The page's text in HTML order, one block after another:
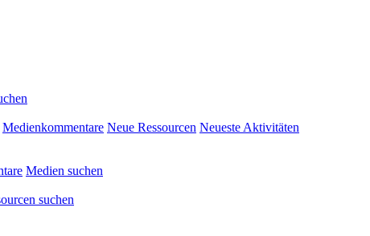
Medienkommentare Neue Ressourcen Neueste Aktivitäten
Medien suchen
suchen